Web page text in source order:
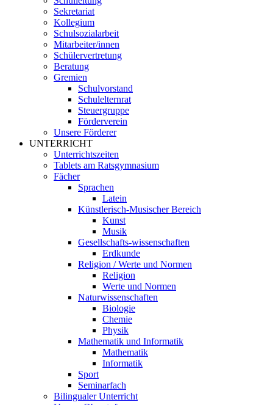
Sekretariat
Kollegium
Schulsozialarbeit
Mitarbeiter/innen
Schülervertretung
Beratung
Gremien
Schulvorstand
Schulelternrat
Steuergruppe
Förderverein
Unsere Förderer
UNTERRICHT
Unterrichtszeiten
Tablets am Ratsgymnasium
Fächer
Sprachen
Latein
Künstlerisch-Musischer Bereich
Kunst
Musik
Gesellschafts-wissenschaften
Erdkunde
Religion / Werte und Normen
Religion
Werte und Normen
Naturwissenschaften
Biologie
Chemie
Physik
Mathematik und Informatik
Mathematik
Informatik
Sport
Seminarfach
Bilingualer Unterricht